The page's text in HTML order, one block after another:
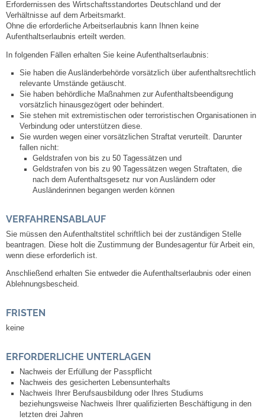
Leben
Bauen & Wohnen
NETZMonitor
Bodenrichtwerte
Bezirksschornsteinfeger
Laufende beschränkte Ausschreibungen
Bebauungspläne
Fortschreibung Flächennutzungsplan
Förderprogramm Balkonkraftwerk
Kommunale Wärmeplanung
Notruf
Schulen
Kindergärten
Erfordernissen des Wirtschaftsstandortes Deutschland und der
Verhältnisse auf dem Arbeitsmarkt.
Ohne die erforderliche Arbeitserlaubnis kann Ihnen keine
Aufenthaltserlaubnis erteilt werden.
In folgenden Fällen erhalten Sie keine Aufenthaltserlaubnis:
Sie haben die Ausländerbehörde vorsätzlich über aufenthaltsrechtlich
relevante Umstände getäuscht.
Sie haben behördliche Maßnahmen zur Aufenthaltsbeendigung
vorsätzlich hinausgezögert oder behindert.
Sie stehen mit extremistischen oder terroristischen Organisationen in
Verbindung oder unterstützen diese.
Sie wurden wegen einer vorsätzlichen Straftat verurteilt. Darunter
fallen nicht:
Geldstrafen von bis zu 50 Tagessätzen und
Geldstrafen von bis zu 90 Tagessätzen wegen Straftaten, die
nach dem Aufenthaltsgesetz nur von Ausländern oder
Ausländerinnen begangen werden können
VERFAHRENSABLAUF
Sie müssen den Aufenthaltstitel schriftlich bei der zuständigen Stelle
beantragen.
Diese holt die Zustimmung der Bundesagentur für Arbeit ein,
wenn diese erforderlich ist.
Anschließend erhalten Sie entweder die Aufenthaltserlaubnis oder einen
Ablehnungsbescheid.
FRISTEN
keine
ERFORDERLICHE UNTERLAGEN
Nachweis der Erfüllung der Passpflicht
Nachweis des gesicherten Lebensunterhalts
Nachweis Ihrer Berufsausbildung oder Ihres Studiums
beziehungsweise Nachweis Ihrer qualifizierten Beschäftigung in den
letzten drei Jahren